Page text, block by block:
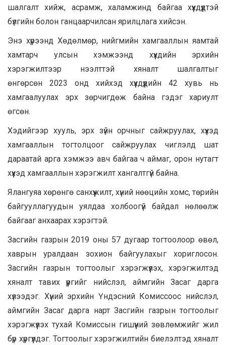
шалгалт хийж, асрамж, халамжинд байгаа хүүхдүүдтэй
бүлгийн болон ганцаарчилсан ярилцлага хийсэн.
Энэ хүрээнд Хөдөлмөр, нийгмийн хамгааллын яамтай
хамтарч улсын хэмжээнд хүүхдийн эрхийн
хэрэгжилтээр нээлттэй хяналт шалгалтыг
өнгөрсөн 2023 онд хийхэд хүүхдүүдийн 42 хувь нь
хамгаалуулах эрх зөрчигдөж байна гэдэг хариулт
өгсөн.
Хэдийгээр хууль, эрх зүйн орчныг сайжруулах, хүүхэд
хамгааллын тогтолцоог сайжруулах чиглэлд шат
дараатай арга хэмжээ авч байгаа ч аймаг, орон нутагт
хүүхэд хамгааллын хэрэгжилт хангалтгүй байна.
Ялангуяа хөрөнгө санхүүжилт, хүний нөөцийн хомс, төрийн
байгууллагуудын уялдаа холбоогүй байдал нөлөөлж
байгааг анхаарах хэрэгтэй.
Засгийн газрын 2019 оны 57 дугаар тогтоолоор өвөл,
хаврын уралдаан зохион байгуулахыг хориглосон.
Засгийн газрын тогтоолыг хэрэгжүүлэх, хэрэгжилтэд
хяналт тавих үүргийг нийслэл, аймгийн Засаг дарга
хүлээдэг. Хүний эрхийн Үндэсний Комиссоос нийслэл,
аймгийн Засаг дарга нарт Засгийн газрын тогтоолыг
хэрэгжүүлэх тухай Комиссын гишүүний зөвлөмжийг жил
бүр хүргүүлдэг. Тогтоолыг хэрэгжилтийн биелэлтэд хяналт